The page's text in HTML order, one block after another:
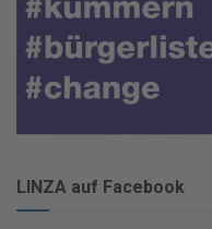
LINZA auf Facebook